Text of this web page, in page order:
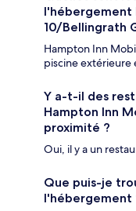
l'hébergement
10/Bellingrath
Hampton Inn
piscine extérieure
Y a-t-il des
Hampton Inn
proximité ?
Oui, il y a un
Que puis-je
l'hébergement